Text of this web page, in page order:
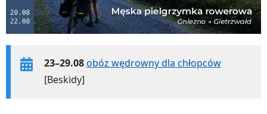
23–29.08obóz wędrowny dla chłopców
[Beskidy]